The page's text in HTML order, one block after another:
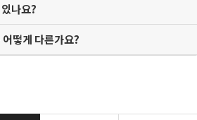
나요?
떻게 다른가요?